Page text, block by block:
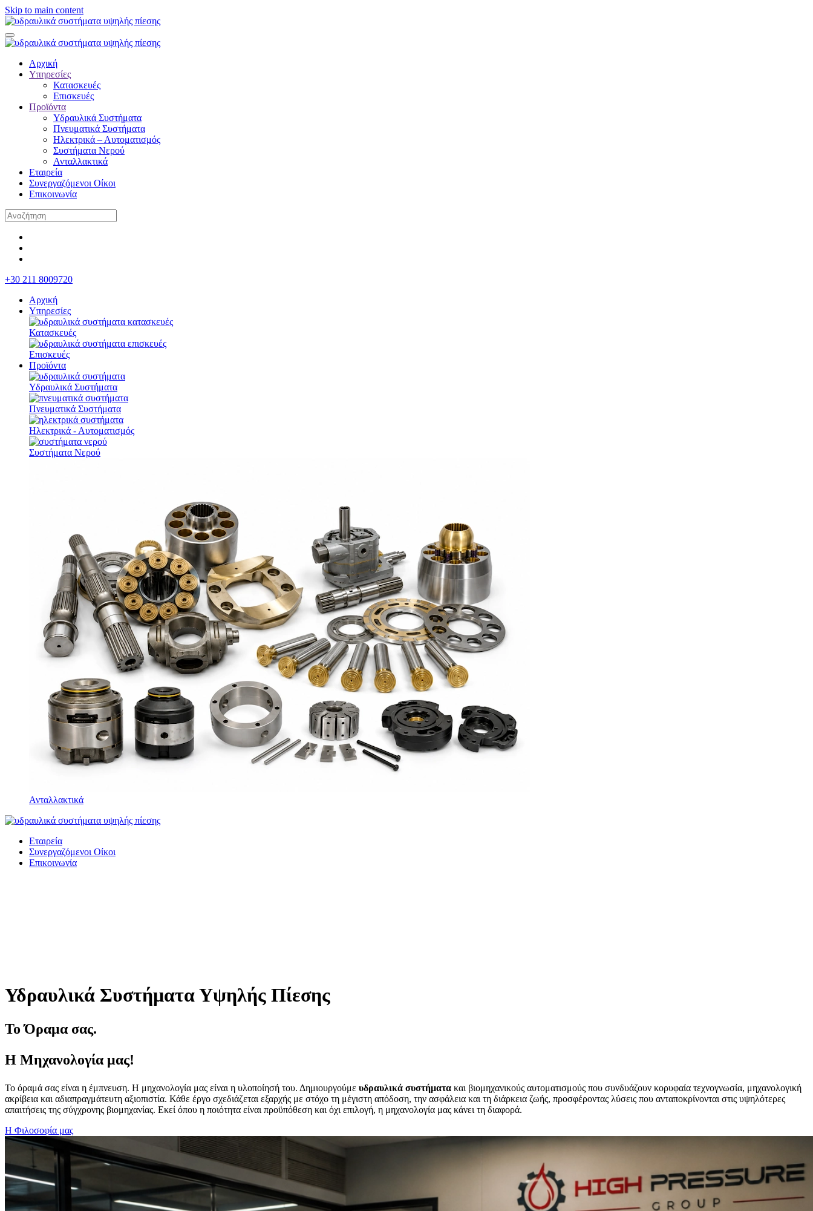
Skip to main content
Αρχική
Υπηρεσίες
Κατασκευές
Επισκευές
Προϊόντα
Υδραυλικά Συστήματα
Πνευματικά Συστήματα
Ηλεκτρικά – Αυτοματισμός
Συστήματα Νερού
Ανταλλακτικά
Εταιρεία
Συνεργαζόμενοι Οίκοι
Επικοινωνία
+30 211 8009720
Αρχική
Υπηρεσίες
Κατασκευές
Επισκευές
Προϊόντα
Υδραυλικά Συστήματα
Πνευματικά Συστήματα
Ηλεκτρικά - Αυτοματισμός
Συστήματα Νερού
Ανταλλακτικά
Εταιρεία
Συνεργαζόμενοι Οίκοι
Επικοινωνία
Υδραυλικά Συστήματα Υψηλής Πίεσης
Το Όραμα σας.
Η Μηχανολογία μας!
Το όραμά σας είναι η έμπνευση. Η μηχανολογία μας είναι η υλοποίησή του. Δημιουργούμε υδραυλικά συστήματα και βιομηχανικούς αυτοματισμούς που συνδυάζουν κορυφαία τεχνογνωσία, μηχανολογική
ακρίβεια και αδιαπραγμάτευτη αξιοπιστία. Κάθε έργο σχεδιάζεται εξαρχής με στόχο τη μέγιστη απόδοση, την ασφάλεια και τη διάρκεια ζωής, προσφέροντας λύσεις που ανταποκρίνονται στις υψηλότερες
απαιτήσεις της σύγχρονης βιομηχανίας. Εκεί όπου η ποιότητα είναι προϋπόθεση και όχι επιλογή, η μηχανολογία μας κάνει τη διαφορά.
Η Φιλοσοφία μας